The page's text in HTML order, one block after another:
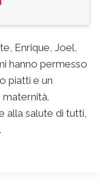
Enrique, Joel,
hanno permesso
piatti e un
alla salute di tutti,